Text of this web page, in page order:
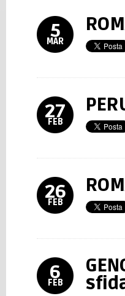
5
MAR
27
FEB
26
FEB
6
FEB